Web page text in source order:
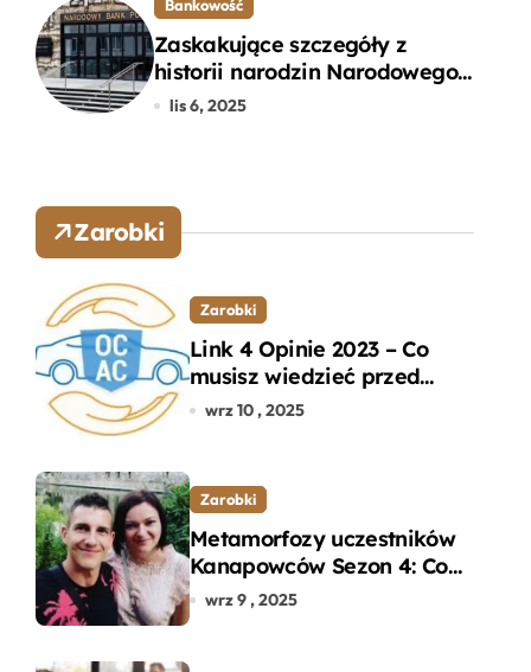
Bankowość
Zaskakujące szczegóły z
historii narodzin Narodowego
Banku Polskiego, o których
lis 6, 2025
Zarobki
Zarobki
Link 4 Opinie 2023 – Co
musisz wiedzieć przed
wyborem ubezpieczenia
wrz 10 , 2025
Zarobki
Metamorfozy uczestników
Kanapowców Sezon 4: Co
naprawdę zaskoczyło
wrz 9 , 2025